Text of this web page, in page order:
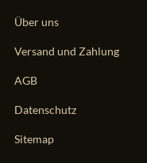
Über uns
Versand und Zahlung
AGB
Datenschutz
Sitemap